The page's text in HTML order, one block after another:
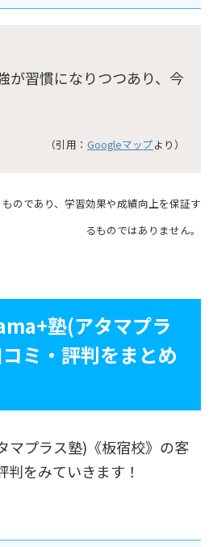
が習慣になりつつあり、今
（引用： Googleマップより）
のであり、学習効果や成績向上を保証す
るものではありません。
塾(アタマプラ
ミ・評判をまとめ
マプラス塾)《板宿校》の客
をみていきます！